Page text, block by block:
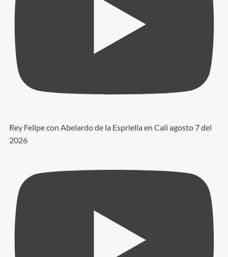
Rey Felipe con Abelardo de la Espriella en Cali agosto 7 del
2026